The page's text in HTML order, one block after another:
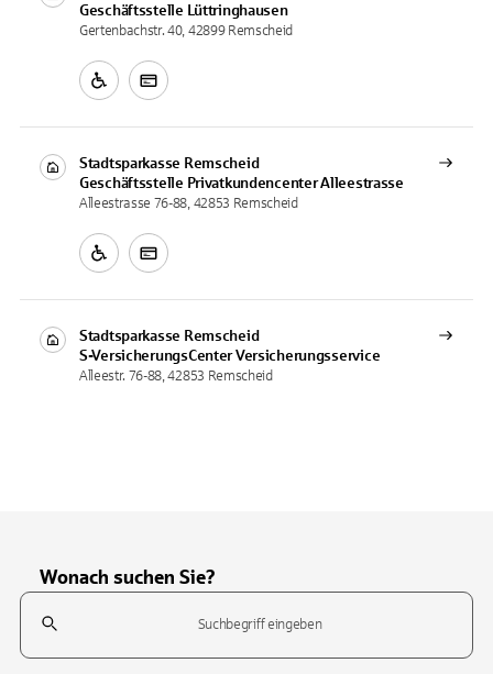
Geschäftsstelle
Lüttringhausen
Gertenbachstr. 40, 42899 Remscheid
Stadtsparkasse Remscheid
Geschäftsstelle Privatkundencenter Alleestrasse
Alleestrasse 76-88, 42853 Remscheid
Stadtsparkasse Remscheid
S-VersicherungsCenterVersicherungsservice
Alleestr. 76-88, 42853 Remscheid
Wonach suchen Sie?
Suchfeld